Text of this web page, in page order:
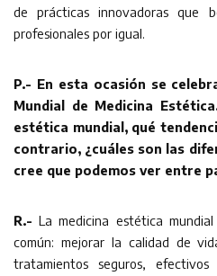
de prácticas innovadoras que
profesionales por igual.
P.- En esta ocasión se
Mundial de Medicina
estética mundial, qué
contrario, ¿cuáles son las
cree que podemos ver entre
R.-La medicina estética
común: mejorar la calidad de
tratamientos seguros,